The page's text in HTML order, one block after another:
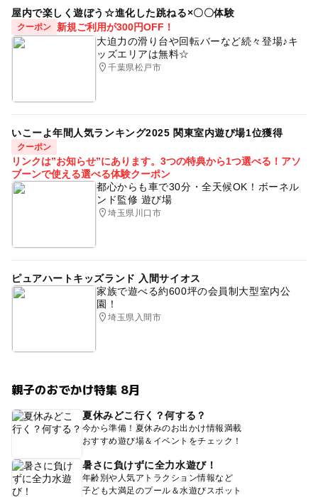
屋内で楽しく遊ぼう☆進化した跳ねる×〇〇体験
クーポン
新規ご利用が300円OFF！
大迫力の滑り台や回転バーなど続々登場♪キ
ッズエリアは無料☆
千葉県松戸市
いこーよ年間人気ランキング2025 関東室内遊び場1位獲得
クーポン
リンクは”お知らせ”にあります。3つの特典から1つ選べる！アソ
ブーンで使える選べる体験クーポン
都心からも車で30分・全天候OK！ボーネル
ンド監修 遊び場
埼玉県川口市
ピュアハートキッズランド 入間サイオス
家族で遊べる約600坪の会員制大型室内公
園！
埼玉県入間市
親子のおでかけ特集 8月
夏休みどこ行く？何する？
今から準備！夏休みのお出かけ情報満載
おすすめ遊び場＆イベントをチェック！
暑さに負けずに全力水遊び！
年齢別や人気アトラクション情報など
子ども大満足のプール＆水遊びスポット